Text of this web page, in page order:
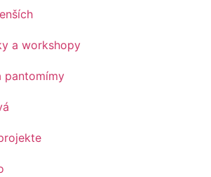
a workshopy
pantomímy